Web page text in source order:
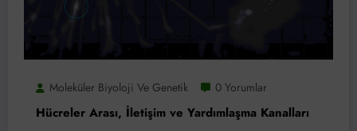
Moleküler Biyoloji Ve Genetik 0 Yorumlar
Hücreler Arası, İletişim ve Yardımlaşma Kanalları